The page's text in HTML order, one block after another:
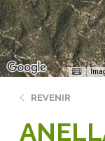
REVENIR